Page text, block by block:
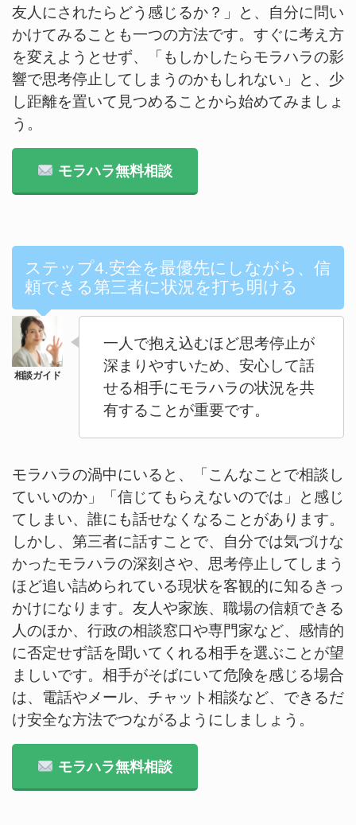
友人にされたらどう感じるか？」と、自分に問い
かけてみることも一つの方法です。すぐに考え方
を変えようとせず、「もしかしたらモラハラの影
響で思考停止してしまうのかもしれない」と、少
し距離を置いて見つめることから始めてみましょ
う。
モラハラ無料相談
ステップ4.安全を最優先にしながら、信
頼できる第三者に状況を打ち明ける
一人で抱え込むほど思考停止が
深まりやすいため、安心して話
せる相手にモラハラの状況を共
有することが重要です。
モラハラの渦中にいると、「こんなことで相談し
ていいのか」「信じてもらえないのでは」と感じ
てしまい、誰にも話せなくなることがあります。
しかし、第三者に話すことで、自分では気づけな
かったモラハラの深刻さや、思考停止してしまう
ほど追い詰められている現状を客観的に知るきっ
かけになります。友人や家族、職場の信頼できる
人のほか、行政の相談窓口や専門家など、感情的
に否定せず話を聞いてくれる相手を選ぶことが望
ましいです。相手がそばにいて危険を感じる場合
は、電話やメール、チャット相談など、できるだ
け安全な方法でつながるようにしましょう。
モラハラ無料相談